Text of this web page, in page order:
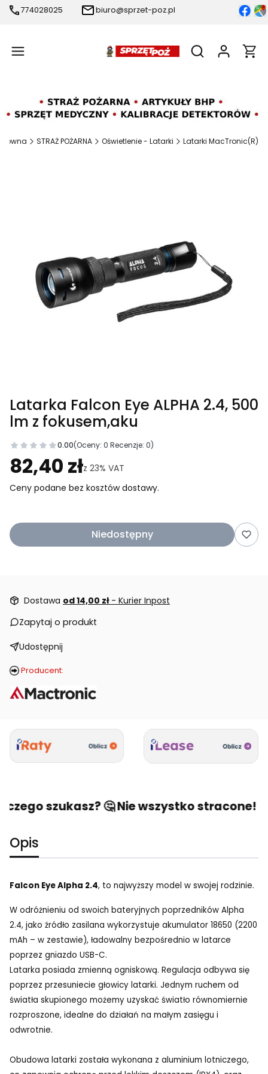
774028025 biuro@sprzet-poz.pl
Otwórz
STRAŻ POŻARNA Oświetlenie - Latarki Latarki MacTronic(R)
Latarka Falcon Eye ALPHA 2.4, 500
lm z fokusem,aku
0.00(Oceny: 0 Recenzje: 0)
Przejdź do sekcji Opinie
82,40 złz 23% VAT
Ceny podane bez kosztów dostawy.
Niedostępny
Dostawa od 14,00 zł - Kurier Inpost
Zapytaj o produkt
Udostępnij
Producent:
szukasz? 🤔 Nie wszystko stracone!
Opis
Falcon Eye Alpha 2.4, to najwyższy model w swojej rodzinie.
W odróżnieniu od swoich bateryjnych poprzedników Alpha
2.4, jako źródło zasilana wykorzystuje akumulator 18650 (2200
mAh – w zestawie), ładowalny bezpośrednio w latarce
poprzez gniazdo USB-C.
Latarka posiada zmienną ogniskową. Regulacja odbywa się
poprzez przesuniecie głowicy latarki. Jednym ruchem od
światła skupionego możemy uzyskać światło równomiernie
rozproszone, idealne do działań na małym zasięgu i
odwrotnie.
Obudowa latarki została wykonana z aluminium lotniczego,